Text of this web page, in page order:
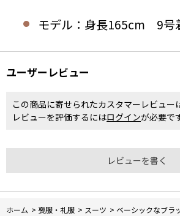
モデル：身長165cm 9号
ユーザーレビュー
この商品に寄せられたカスタマーレビュー
レビューを評価するにはログインが必要で
レビューを書く
ホーム > 喪服・礼服 > スーツ > ベーシックなブラ